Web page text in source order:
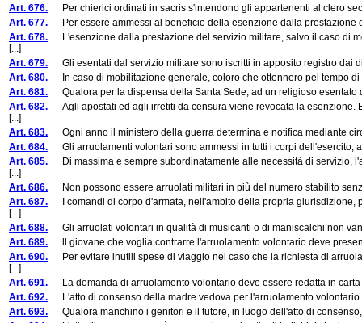
Art. 676. Per chierici ordinati in sacris s'intendono gli appartenenti al clero
Art. 677. Per essere ammessi al beneficio della esenzione dalla prestazione
Art. 678. L'esenzione dalla prestazione del servizio militare, salvo il caso di
[...]
Art. 679. Gli esentati dal servizio militare sono iscritti in apposito registro dai
Art. 680. In caso di mobilitazione generale, coloro che ottennero pel tempo di
Art. 681. Qualora per la dispensa della Santa Sede, ad un religioso esentato
Art. 682. Agli apostati ed agli irretiti da censura viene revocata la esenzione.
[...]
Art. 683. Ogni anno il ministero della guerra determina e notifica mediante
Art. 684. Gli arruolamenti volontari sono ammessi in tutti i corpi dell'esercito,
Art. 685. Di massima e sempre subordinatamente alle necessità di servizio,
[...]
Art. 686. Non possono essere arruolati militari in più del numero stabilito
Art. 687. I comandi di corpo d'armata, nell'ambito della propria giurisdizione,
[...]
Art. 688. Gli arruolati volontari in qualità di musicanti o di maniscalchi non
Art. 689. ll giovane che voglia contrarre l'arruolamento volontario deve
Art. 690. Per evitare inutili spese di viaggio nel caso che la richiesta di
[...]
Art. 691. La domanda di arruolamento volontario deve essere redatta in
Art. 692. L'atto di consenso della madre vedova per l'arruolamento
Art. 693. Qualora manchino i genitori e il tutore, in luogo dell'atto di